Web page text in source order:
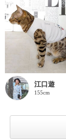
江口遊
155cm